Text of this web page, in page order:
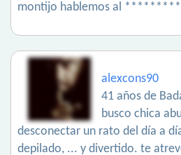
montijo hablemos al *********
alexcons90
41 años de
busco chica
desconectar un rato del día a
depilado, ... y divertido. te